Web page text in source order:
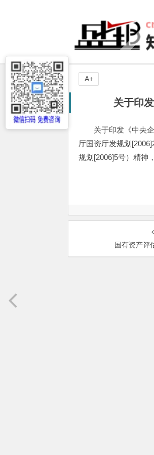
关于印
关于印发《中央
厅国资厅发规划
规划[2006]5号）精神
A+
国有资产评